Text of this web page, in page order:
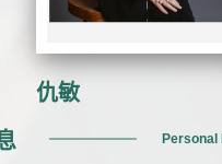
仇敏